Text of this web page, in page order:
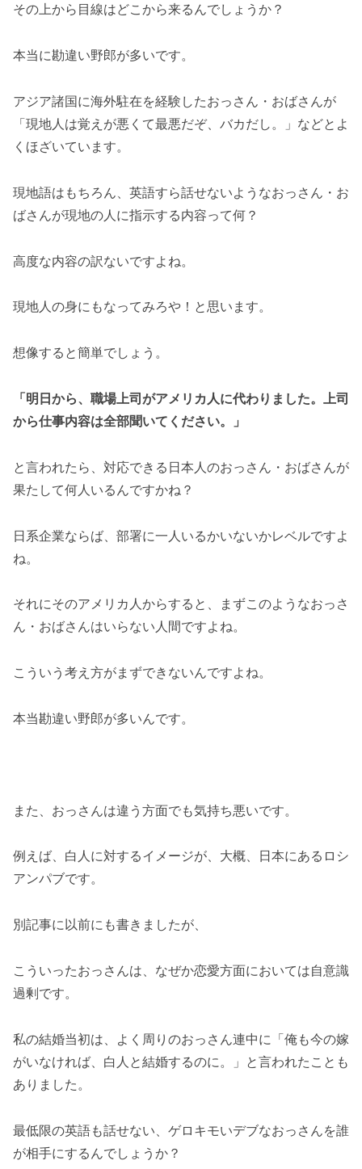
その上から目線はどこから来るんでしょうか？
本当に勘違い野郎が多いです。
アジア諸国に海外駐在を経験したおっさん・おばさんが
「現地人は覚えが悪くて最悪だぞ、バカだし。」などとよ
くほざいています。
現地語はもちろん、英語すら話せないようなおっさん・お
ばさんが現地の人に指示する内容って何？
高度な内容の訳ないですよね。
現地人の身にもなってみろや！と思います。
想像すると簡単でしょう。
「明日から、職場上司がアメリカ人に代わりました。上司
から仕事内容は全部聞いてください。」
と言われたら、対応できる日本人のおっさん・おばさんが
果たして何人いるんですかね？
日系企業ならば、部署に一人いるかいないかレベルですよ
ね。
それにそのアメリカ人からすると、まずこのようなおっさ
ん・おばさんはいらない人間ですよね。
こういう考え方がまずできないんですよね。
本当勘違い野郎が多いんです。
また、おっさんは違う方面でも気持ち悪いです。
例えば、白人に対するイメージが、大概、日本にあるロシ
アンパブです。
別記事に以前にも書きましたが、
こういったおっさんは、なぜか恋愛方面においては自意識
過剰です。
私の結婚当初は、よく周りのおっさん連中に「俺も今の嫁
がいなければ、白人と結婚するのに。」と言われたことも
ありました。
最低限の英語も話せない、ゲロキモいデブなおっさんを誰
が相手にするんでしょうか？